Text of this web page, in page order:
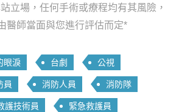
立場，任何手術或療程均有其風險，
醫師當面與您進行評估而定*
眼淚 台劇 公視
員 消防人員 消防隊
護技術員 緊急救護員